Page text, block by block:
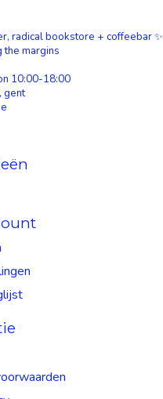
radical bookstore + coffeebar ✨
the margins
10:00-18:00
gent